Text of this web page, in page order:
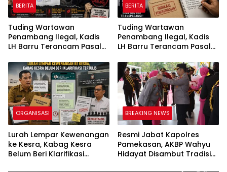
BERITA
Tuding Wartawan
Penambang Ilegal, Kadis
LH Barru Terancam Pasal
Pers
BERITA
Tuding Wartawan
Penambang Ilegal, Kadis
LH Barru Terancam Pasal
Pers
ORGANISASI
Lurah Lempar Kewenangan
ke Kesra, Kabag Kesra
Belum Beri Klarifikasi
BREAKING NEWS
Resmi Jabat Kapolres
Pamekasan, AKBP Wahyu
Hidayat Disambut Tradisi